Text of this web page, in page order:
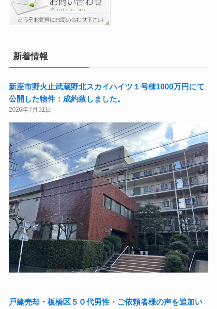
新着情報
新座市野火止武蔵野北スカイハイツ１号棟1000万円にて
公開した物件：成約致しました。
2026年7月31日
戸建売却・板橋区５０代男性・ご依頼者様の声を追加い